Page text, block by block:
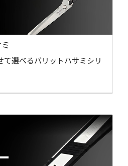
選べるバリットハサミシリ